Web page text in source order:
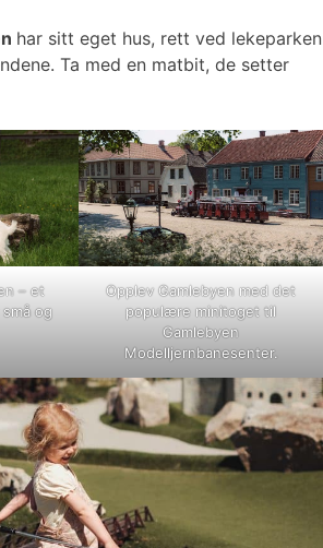
har sitt eget hus, rett ved lekeparken
Ta med en matbit, de setter
– et
og
Opplev Gamlebyen med det
populære minitoget til
Gamlebyen
Modelljernbanesenter.